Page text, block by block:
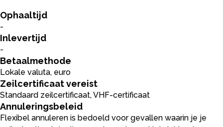
Ophaaltijd
-
Inlevertijd
-
Betaalmethode
Lokale valuta, euro
Zeilcertificaat vereist
Standaard zeilcertificaat, VHF-certificaat
Annuleringsbeleid
Flexibel annuleren is bedoeld voor gevallen waarin je je